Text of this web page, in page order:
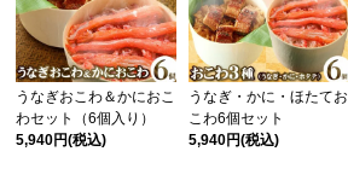
うなぎおこわ＆かにおこ
わセット（6個入り）
5,940円(税込)
うなぎ・かに・ほたてお
こわ6個セット
5,940円(税込)